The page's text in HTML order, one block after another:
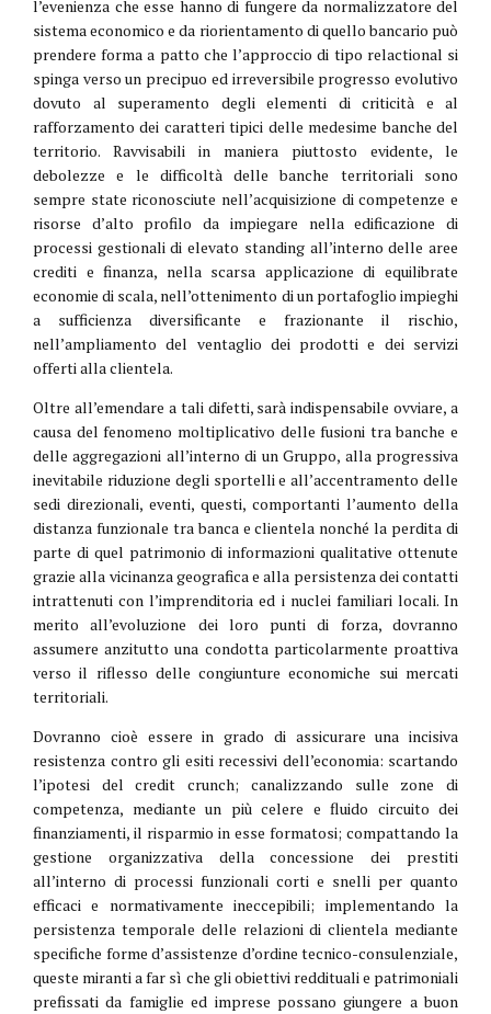
l’evenienza che esse hanno di fungere da normalizzatore del
sistema economico e da riorientamento di quello bancario può
prendere forma a patto che l’approccio di tipo relactional si
spinga verso un precipuo ed irreversibile progresso evolutivo
dovuto al superamento degli elementi di criticità e al
rafforzamento dei caratteri tipici delle medesime banche del
territorio. Ravvisabili in maniera piuttosto evidente, le
debolezze e le difficoltà delle banche territoriali sono
sempre state riconosciute nell’acquisizione di competenze e
risorse d’alto profilo da impiegare nella edificazione di
processi gestionali di elevato standing all’interno delle aree
crediti e finanza, nella scarsa applicazione di equilibrate
economie di scala, nell’ottenimento di un portafoglio impieghi
a sufficienza diversificante e frazionante il rischio,
nell’ampliamento del ventaglio dei prodotti e dei servizi
offerti alla clientela.
Oltre all’emendare a tali difetti, sarà indispensabile ovviare, a
causa del fenomeno moltiplicativo delle fusioni tra banche e
delle aggregazioni all’interno di un Gruppo, alla progressiva
inevitabile riduzione degli sportelli e all’accentramento delle
sedi direzionali, eventi, questi, comportanti l’aumento della
distanza funzionale tra banca e clientela nonché la perdita di
parte di quel patrimonio di informazioni qualitative ottenute
grazie alla vicinanza geografica e alla persistenza dei contatti
intrattenuti con l’imprenditoria ed i nuclei familiari locali. In
merito all’evoluzione dei loro punti di forza, dovranno
assumere anzitutto una condotta particolarmente proattiva
verso il riflesso delle congiunture economiche sui mercati
territoriali.
Dovranno cioè essere in grado di assicurare una incisiva
resistenza contro gli esiti recessivi dell’economia: scartando
l’ipotesi del credit crunch; canalizzando sulle zone di
competenza, mediante un più celere e fluido circuito dei
finanziamenti, il risparmio in esse formatosi; compattando la
gestione organizzativa della concessione dei prestiti
all’interno di processi funzionali corti e snelli per quanto
efficaci e normativamente ineccepibili; implementando la
persistenza temporale delle relazioni di clientela mediante
specifiche forme d’assistenze d’ordine tecnico-consulenziale,
queste miranti a far sì che gli obiettivi reddituali e patrimoniali
prefissati da famiglie ed imprese possano giungere a buon